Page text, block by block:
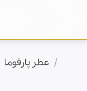
content
/ عطر پارفوما